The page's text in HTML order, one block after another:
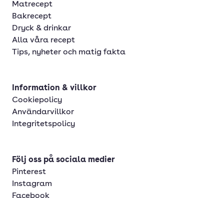
Matrecept
Bakrecept
Dryck & drinkar
Alla våra recept
Tips, nyheter och matig fakta
Information & villkor
Cookiepolicy
Användarvillkor
Integritetspolicy
Följ oss på sociala medier
Pinterest
Instagram
Facebook